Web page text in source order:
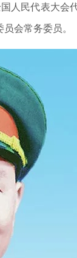
人民代表大
会常务委员。